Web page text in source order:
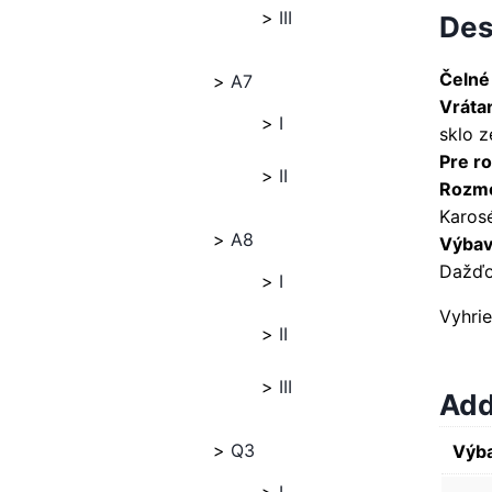
Čelné
sklo
Pre
III
A7
I
II
A8
I
II
III
Q3